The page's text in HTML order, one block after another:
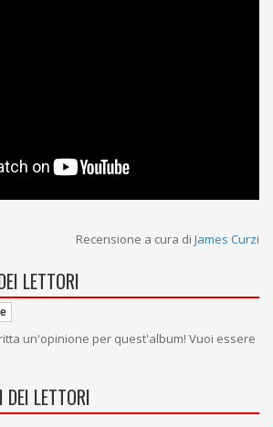
Recensione a cura di James Curzi
LETTORI
un'opinione per quest'album! Vuoi essere
LETTORI